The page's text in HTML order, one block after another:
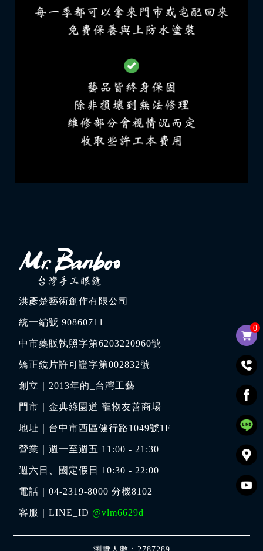
0
洪彥楚藝術創作有限公司
統一編號 90860711
中市藥販執照字第6203220960號
矯正鏡片許可證字第002832號
創立｜2013年的_台灣工藝
門市｜金典綠園道 寵物友善商場
地址｜ 台中市西區健行路1049號1F
營業｜週一至週五 11:00 - 21:30
週六日、國定假日 10:30 - 22:00
電話｜04-2319-8000 分機8102
客服｜LINE_ID @vlm6629d